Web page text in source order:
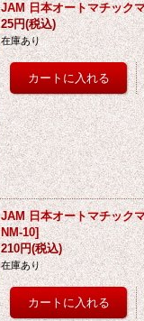
JAM 日本オートマチック
25円(税込)
在庫あり
JAM 日本オートマチック
NM-10]
210円(税込)
在庫あり